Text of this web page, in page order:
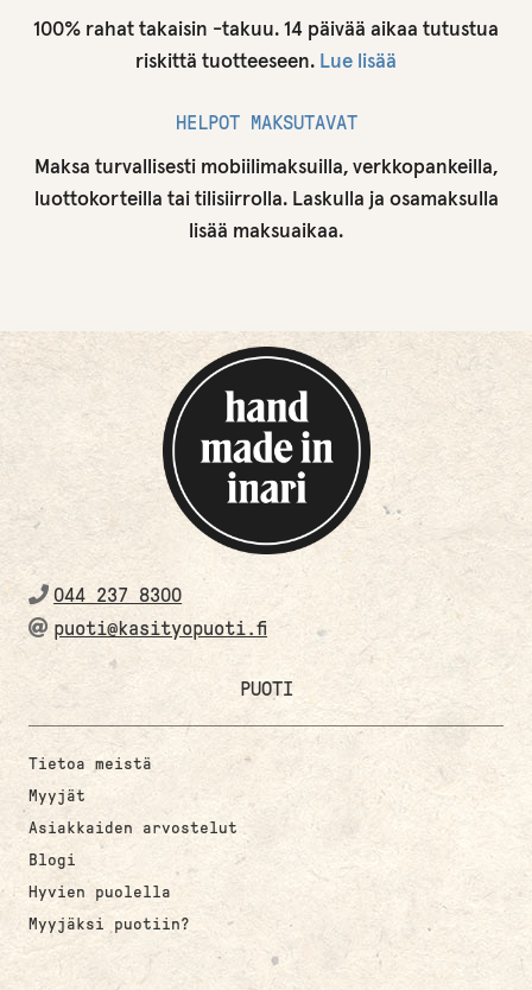
100% rahat takaisin -takuu. 14 päivää aikaa tutustua
riskittä tuotteeseen. Lue lisää
HELPOT MAKSUTAVAT
Maksa turvallisesti mobiilimaksuilla, verkkopankeilla,
luottokorteilla tai tilisiirrolla. Laskulla ja osamaksulla
lisää maksuaikaa.
044 237 8300
puoti@kasityopuoti.fi
PUOTI
Tietoa meistä
Myyjät
Asiakkaiden arvostelut
Blogi
Hyvien puolella
Myyjäksi puotiin?